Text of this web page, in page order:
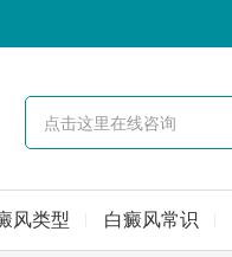
风类型 白癜风常识